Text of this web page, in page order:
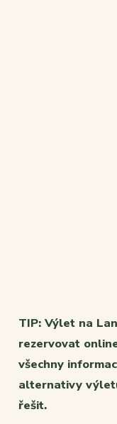
TIP: Výlet na
rezervovat
všechny
alternativy
řešit.